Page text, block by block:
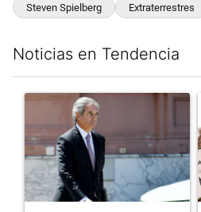
Steven Spielberg Extraterrestres
Noticias en Tendencia
Un artículo de tendencia con el